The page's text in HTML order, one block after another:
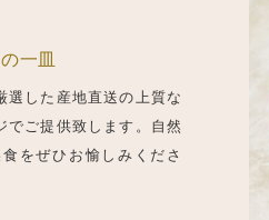
一皿
選した産地直送の上質な
でご提供致します。自然
をぜひお愉しみくださ